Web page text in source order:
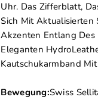
Uhr. Das Zifferblatt,
Sich Mit Aktualisierten
Akzenten Entlang
Eleganten
Kautschukarmband
Bewegung:Swiss